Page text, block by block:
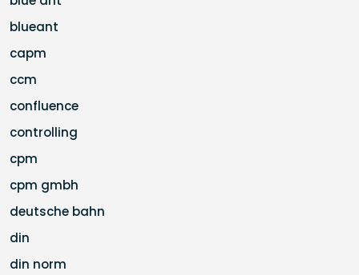
blueant
capm
ccm
confluence
controlling
cpm
cpm gmbh
deutsche bahn
din
din norm